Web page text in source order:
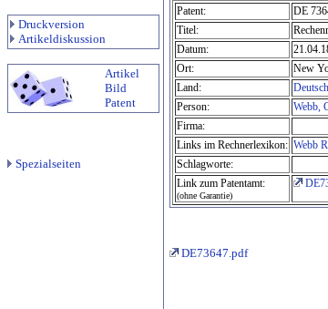
Druckversion
Artikeldiskussion
Artikel
Bild
Patent
Spezialseiten
Patent:
DE
Titel:
Datum:
Ort:
New
Land:
Person:
Webb,
Firma:
Links im Rechnerlexikon: Webb
Schlagworte:
Link zum Patentamt:
(ohne Garantie)
DE73647.pdf